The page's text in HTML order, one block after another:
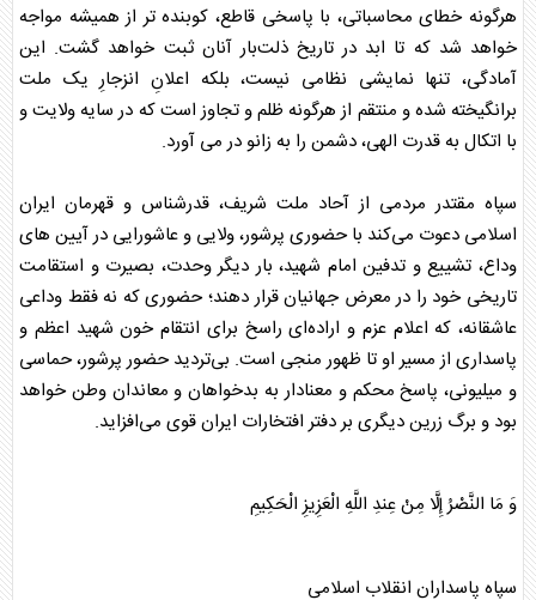
هرگونه خطای محاسباتی، با پاسخی قاطع، کوبنده تر از همیشه مواجه
خواهد شد که تا ابد در تاریخ ذلت‌بار آنان ثبت خواهد گشت. این
آمادگی، تنها نمایشی نظامی نیست، بلکه اعلانِ انزجارِ یک ملت
برانگیخته شده و منتقم از هرگونه ظلم و تجاوز است که در سایه ولایت و
با اتکال به قدرت الهی، دشمن را به زانو در می آورد.
سپاه مقتدر مردمی از آحاد ملت شریف، قدرشناس و قهرمان ایران
اسلامی دعوت می‌کند با حضوری پرشور، ولایی و عاشورایی در آیین های
وداع، تشییع و تدفین امام شهید، بار دیگر وحدت، بصیرت و استقامت
تاریخی خود را در معرض جهانیان قرار دهند؛ حضوری که نه فقط وداعی
عاشقانه، که اعلام عزم و اراده‌ای راسخ برای انتقام خون شهید اعظم و
پاسداری از مسیر او تا ظهور منجی است. بی‌تردید حضور پرشور، حماسی
و میلیونی، پاسخ محکم و معنادار به بدخواهان و معاندان وطن خواهد
بود و برگ زرین دیگری بر دفتر افتخارات ایران قوی می‌افزاید.
وَ مَا النَّصْرُ إِلَّا مِنْ عِندِ اللَّهِ الْعَزِیزِ الْحَكِیمِ
سپاه پاسداران انقلاب اسلامی